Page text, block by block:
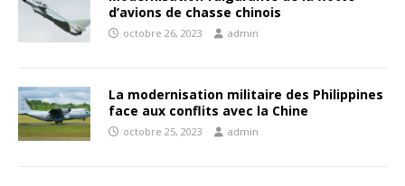
d’avions de chasse chinois
octobre 26, 2023 admin
La modernisation militaire des Philippines
face aux conflits avec la Chine
octobre 25, 2023 admin